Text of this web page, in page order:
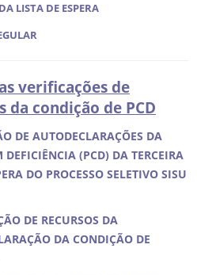
LISTA DE ESPERA
verificações de
da condição de PCD
DE AUTODECLARAÇÕES DA
(PCD) DA TERCEIRA
DO PROCESSO SELETIVO SISU
DE RECURSOS DA
DA CONDIÇÃO DE